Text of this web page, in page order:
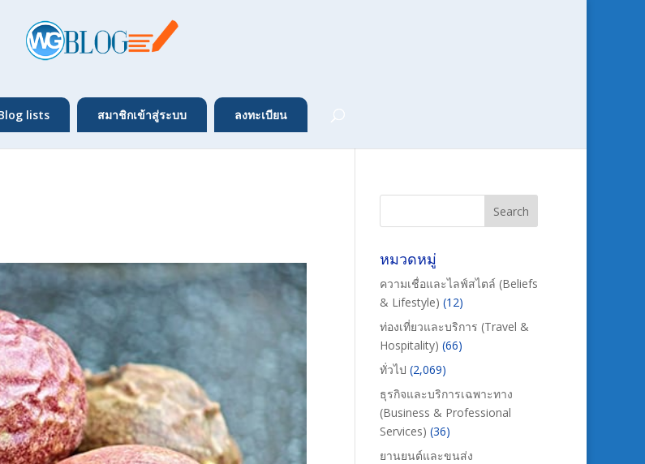
lists สมาชิกเข้าสู่ระบบ ลงทะเบียน
หมวดหมู่
ความเชื่อและไลฟ์สไตล์ (Beliefs
& Lifestyle) (12)
ท่องเที่ยวและบริการ (Travel &
Hospitality) (66)
ทั่วไป (2,069)
ธุรกิจและบริการเฉพาะทาง
(Business & Professional
Services) (36)
ยานยนต์และขนส่ง